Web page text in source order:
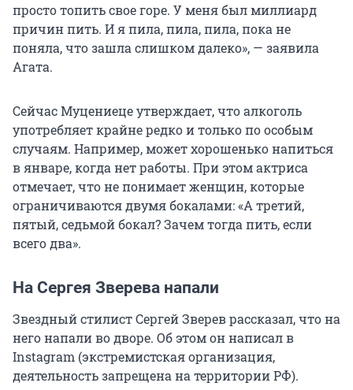
просто топить свое горе. У меня был миллиард
причин пить. И я пила, пила, пила, пока не
поняла, что зашла слишком далеко», — заявила
Агата.
Сейчас Муцениеце утверждает, что алкоголь
употребляет крайне редко и только по особым
случаям. Например, может хорошенько напиться
в январе, когда нет работы. При этом актриса
отмечает, что не понимает женщин, которые
ограничиваются двумя бокалами: «А третий,
пятый, седьмой бокал? Зачем тогда пить, если
всего два».
На Сергея Зверева напали
Звездный стилист Сергей Зверев рассказал, что на
него напали во дворе. Об этом он написал в
Instagram (экстремистская организация,
деятельность запрещена на территории РФ).